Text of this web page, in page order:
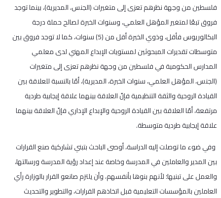
فلسطين من وجهة نظرهم تعزى إلى متغيرات (الجنس، المديرية)، بينما توجد
فروق تبعًا لمتغير المؤهل العلمي، وسنوات الخبرة لصالح حملة درجة
البكالوريوس فأقل، وذوي الخبرة أقل من (5) سنوات، كما لا توجد فروق بين
متوسطات تقديرات المبحوثين لمستويات الإبداع المهني لدى معلمي
المدارس الحكومية في فلسطين من وجهة نظرهم تعزى إلى متغيرات
(الجنس، المؤهل العلمي، سنوات الخبرة، المديرية)، أمّا بالنسبة للعلاقة بين
القيادة الروحية والثقة التنظيمية فإنّ العلاقة بينهما علاقة إيجابية طردية
مرتفعة، أمّا العلاقة بين القيادة الروحية والإبداع الإداري فإنّ العلاقة بينهما
علاقة إيجابية طردية متوسطة.
وفي ضوء ما توصلت إليه الدراسة، أوصى الباحث بتبني تشاركية صنع القرارات
بين المدير والعاملين في المدرسة وخاصة عند إعداد رؤية المدرسة ورسالتها،
والعمل على تبنيها؛ لأنهم بنوها بأنفسهم، وأن يلتزم صانعو القرار بالوزارة رأي
العاملين بالمؤسسات التعليمية قبل اتخاذهم القرارات، والتطوير والتحديث